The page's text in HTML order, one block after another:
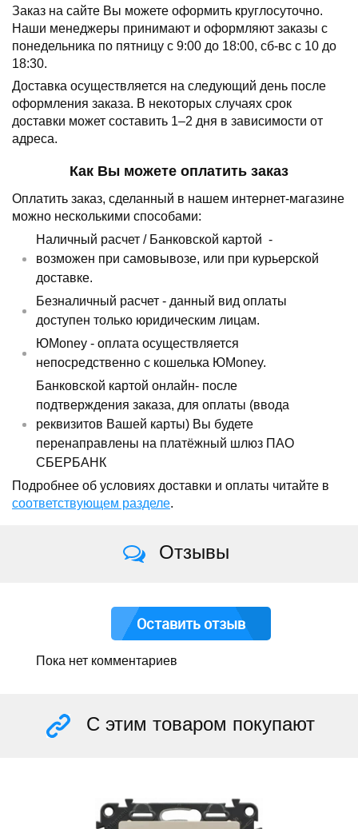
Заказ на сайте Вы можете оформить круглосуточно.
Наши менеджеры принимают и оформляют заказы с
понедельника по пятницу с 9:00 до 18:00, сб-вс с 10 до
18:30.
Доставка осуществляется на следующий день после
оформления заказа. В некоторых случаях срок
доставки может составить 1–2 дня в зависимости от
адреса.
Как Вы можете оплатить заказ
Оплатить заказ, сделанный в нашем интернет-магазине
можно несколькими способами:
Наличный расчет / Банковской картой -
возможен при самовывозе, или при курьерской
доставке.
Безналичный расчет - данный вид оплаты
доступен только юридическим лицам.
ЮMoney - оплата осуществляется
непосредственно с кошелька ЮMoney.
Банковской картой онлайн- после
подтверждения заказа, для оплаты (ввода
реквизитов Вашей карты) Вы будете
перенаправлены на платёжный шлюз ПАО
СБЕРБАНК
Подробнее об условиях доставки и оплаты читайте в
соответствующем разделе.
Отзывы
Оставить отзыв
Пока нет комментариев
С этим товаром покупают